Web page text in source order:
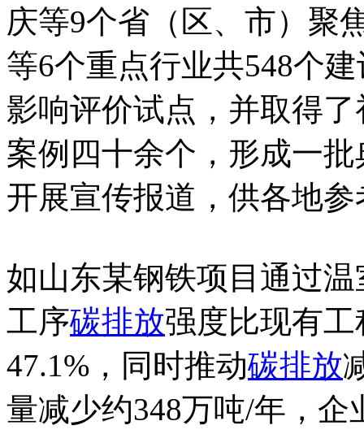
庆等9个省（区、市）聚
等6个重点行业共548个
影响评价试点，并取得
案例四十余个，形成一
开展宣传报道，供各地参
如山东某钢铁项目通过
工序碳排放强度比现有
47.1%，同时推动碳排放
量减少约348万吨/年，